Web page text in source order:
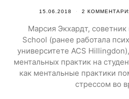
15.06.2018 2
Марсия Экхардт,
School (ранее работала
университете ACS
ментальных практик на
как ментальные практики
стрессом во